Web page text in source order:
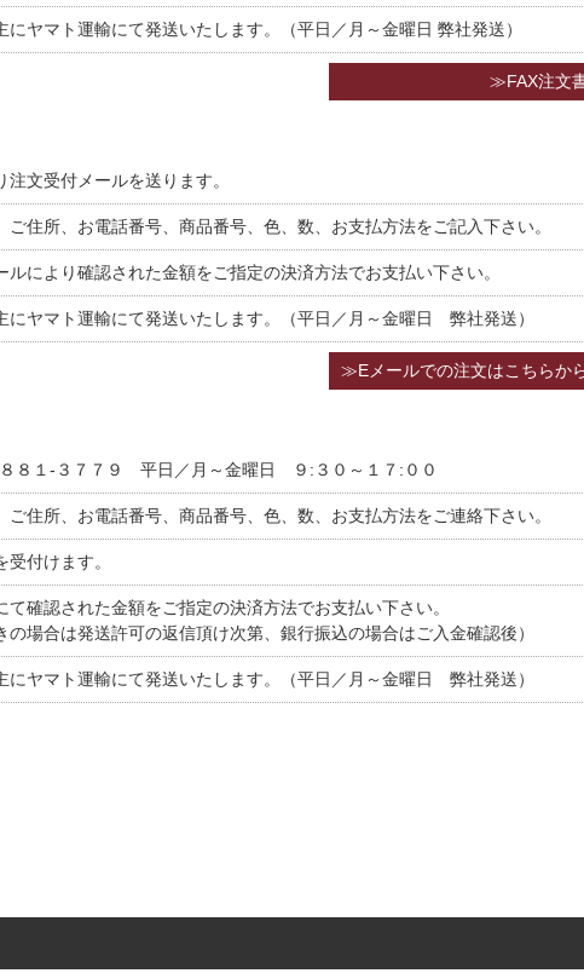
にヤマト運輸にて発送いたします。（平日／月～金曜日 弊社発送）
≫FAX注文
注文受付メールを送ります。
ご住所、お電話番号、商品番号、色、数、お支払方法をご記入下さい。
ルにより確認された金額をご指定の決済方法でお支払い下さい。
にヤマト運輸にて発送いたします。（平日／月～金曜日 弊社発送）
≫Eメールでの注文はこちらか
８８１-３７７９ 平日／月～金曜日 ９:３０～１７:００
ご住所、お電話番号、商品番号、色、数、お支払方法をご連絡下さい。
受付けます。
て確認された金額をご指定の決済方法でお支払い下さい。
の場合は発送許可の返信頂け次第、銀行振込の場合はご入金確認後）
にヤマト運輸にて発送いたします。（平日／月～金曜日 弊社発送）